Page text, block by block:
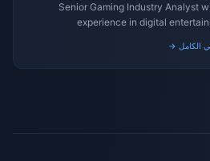
Senior Gaming Industry Analyst
experience in digital
الكامل →